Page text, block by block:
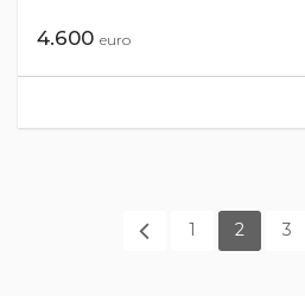
4.600 euro
1 2 3